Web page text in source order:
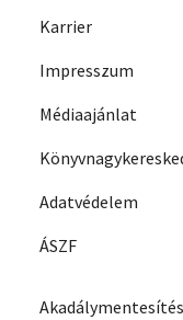
Karrier
Impresszum
Médiaajánlat
Adatvédelem
ÁSZF